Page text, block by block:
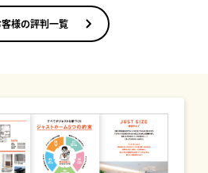
客様の評判一覧